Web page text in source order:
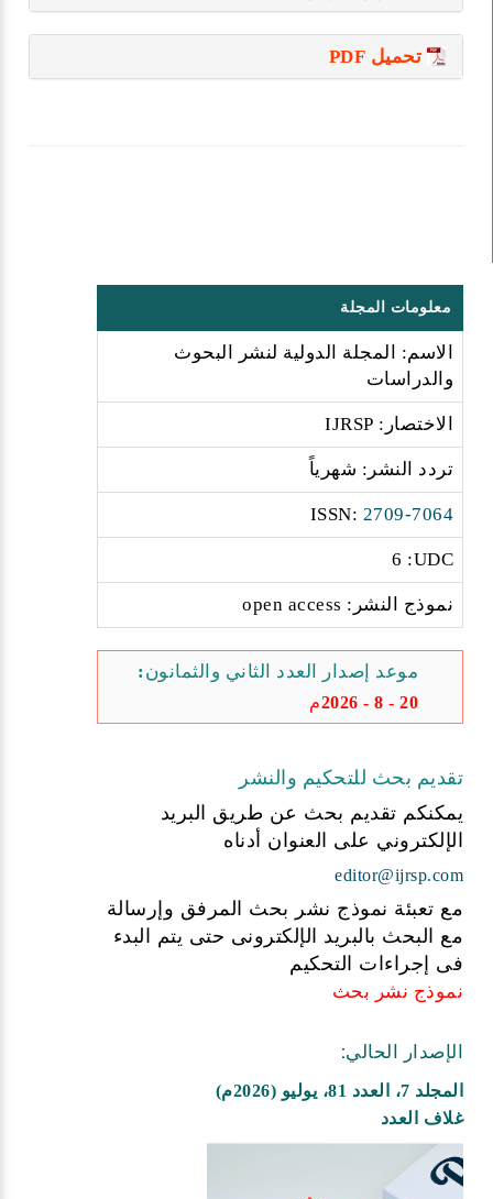
تحميل PDF
معلومات المجلة
الاسم: المجلة الدولية لنشر البحوث
والدراسات
الاختصار: IJRSP
تردد النشر: شهرياً
2709-7064
:ISSN
6 :UDC
نموذج النشر: open access
موعد إصدار العدد الثاني والثمانون:
20 - 8 - 2026م
تقديم بحث للتحكيم والنشر
يمكنكم تقديم بحث عن طريق البريد
الإلكتروني على العنوان أدناه
editor@ijrsp.com
مع تعبئة نموذج نشر بحث المرفق وإرسالة
مع البحث بالبريد الإلكترونى حتى يتم البدء
فى إجراءات التحكيم
نموذج نشر بحث
الإصدار الحالي:
المجلد 7، العدد 81، يوليو (2026م)
غلاف العدد